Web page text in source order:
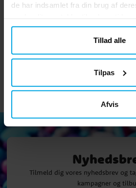
de har indsamlet fra din brug af
Tillad alle
Tilpas
Afvis
Balloner - Gule 10 stk
KØB
Tilmeld dig vores nyhedsbrev og
kampagner og